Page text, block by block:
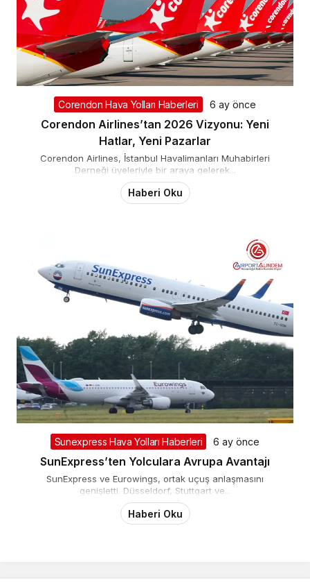
Corendon Hava Yolları Haberleri 6 ay önce
Corendon Airlines’tan 2026 Vizyonu: Yeni
Hatlar, Yeni Pazarlar
Corendon Airlines, İstanbul Havalimanları Muhabirleri
Derneği üyeleriyle bir araya gelerek...
Haberi Oku
Sunexpress Hava Yolları Haberleri 6 ay önce
SunExpress’ten Yolculara Avrupa Avantajı
SunExpress ve Eurowings, ortak uçuş anlaşmasını
genişletti. Düsseldorf, Stuttgart ve...
Haberi Oku